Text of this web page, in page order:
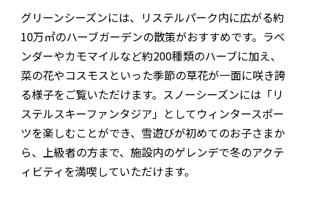
グリーンシーズンには、リステルパーク内に広がる約
10万㎡のハーブガーデンの散策がおすすめです。ラベ
ンダーやカモマイルなど約200種類のハーブに加え、
菜の花やコスモスといった季節の草花が一面に咲き誇
る様子をご覧いただけます。スノーシーズンには「リ
ステルスキーファンタジア」としてウィンタースポー
ツを楽しむことができ、雪遊びが初めてのお子さまか
ら、上級者の方まで、施設内のゲレンデで冬のアクテ
ィビティを満喫していただけます。